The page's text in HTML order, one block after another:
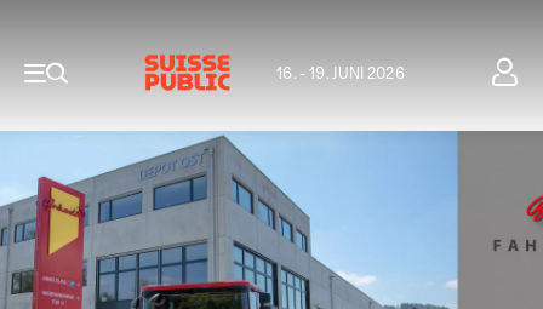
16. - 19. JUNI 2026